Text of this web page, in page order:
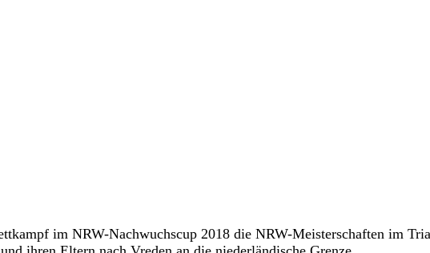
im NRW-Nachwuchscup 2018 die NRW-Meisterschaften im